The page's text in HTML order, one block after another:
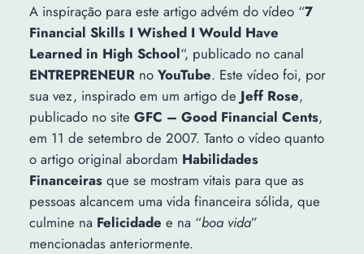
A inspiração para este artigo advém do vídeo “7
Financial Skills I Wished I Would Have
Learned in High School“, publicado no canal
ENTREPRENEURno YouTube. Este vídeo foi, por
sua vez, inspirado em um artigo de Jeff Rose,
publicado no site GFC – Good Financial Cents,
em 11 de setembro de 2007. Tanto o vídeo quanto
o artigo original abordam Habilidades
Financeirasque se mostram vitais para que as
pessoas alcancem uma vida financeira sólida, que
culmine na Felicidade e na “boa vida”
mencionadas anteriormente.